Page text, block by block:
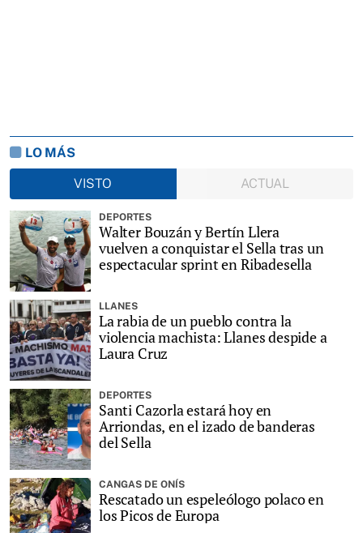
LO MÁS
VISTO
ACTUAL
DEPORTES
Walter Bouzán y Bertín Llera
vuelven a conquistar el Sella tras un
espectacular sprint en Ribadesella
LLANES
La rabia de un pueblo contra la
violencia machista: Llanes despide a
Laura Cruz
DEPORTES
Santi Cazorla estará hoy en
Arriondas, en el izado de banderas
del Sella
CANGAS DE ONÍS
Rescatado un espeleólogo polaco en
los Picos de Europa